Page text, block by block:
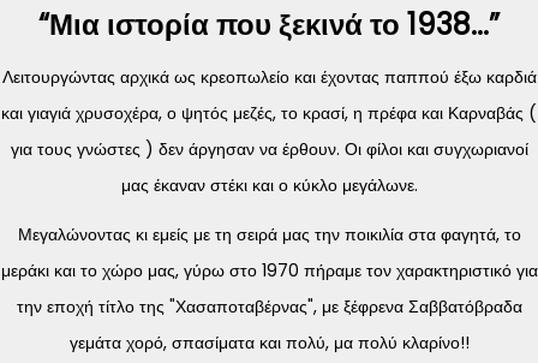
“Μια ιστορία που ξεκινά το 1938...”
Λειτουργώντας αρχικά ως κρεοπωλείο και έχοντας παππού έξω καρδιά
και γιαγιά χρυσοχέρα, ο ψητός μεζές, το κρασί, η πρέφα και Καρναβάς (
για τους γνώστες ) δεν άργησαν να έρθουν. Οι φίλοι και συγχωριανοί
μας έκαναν στέκι και ο κύκλο μεγάλωνε.
Μεγαλώνοντας κι εμείς με τη σειρά μας την ποικιλία στα φαγητά, το
μεράκι και το χώρο μας, γύρω στο 1970 πήραμε τον χαρακτηριστικό για
την εποχή τίτλο της "Χασαποταβέρνας", με ξέφρενα Σαββατόβραδα
γεμάτα χορό, σπασίματα και πολύ, μα πολύ κλαρίνο!!